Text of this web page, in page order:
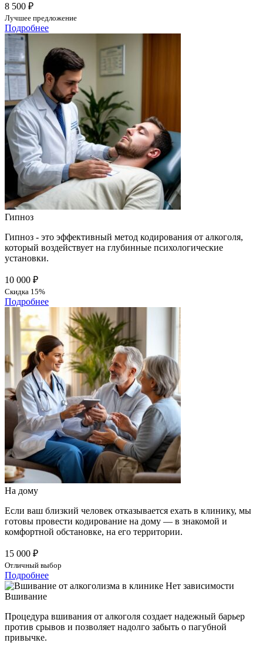
8 500 ₽
Лучшее предложение
Подробнее
Гипноз
Гипноз - это эффективный метод кодирования от алкоголя,
который воздействует на глубинные психологические
установки.
10 000 ₽
Скидка 15%
Подробнее
На дому
Если ваш близкий человек отказывается ехать в клинику, мы
готовы провести кодирование на дому — в знакомой и
комфортной обстановке, на его территории.
15 000 ₽
Отличный выбор
Подробнее
Вшивание
Процедура вшивания от алкоголя создает надежный барьер
против срывов и позволяет надолго забыть о пагубной
привычке.